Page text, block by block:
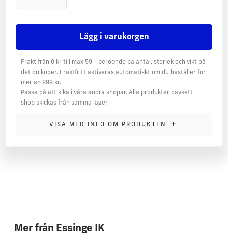
Frakt från 0 kr till max 59:- beroende på antal, storlek och vikt på
det du köper. Fraktfritt aktiveras automatiskt om du beställer för
mer än 999 kr.
Passa på att kika i våra andra shopar. Alla produkter oavsett
shop skickas från samma lager.
MER INFORMATION
VISA MER INFO OM PRODUKTEN +
Mer från Essinge IK